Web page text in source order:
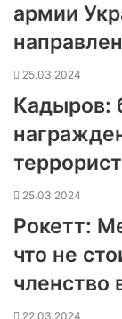
армии
25.03.2024
Кадыров:
25.03.2024
Рокетт:
что не
членство
22.03.2024